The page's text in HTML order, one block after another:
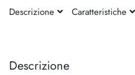
fine
della
Descrizione
Descrizione
Caratteristiche